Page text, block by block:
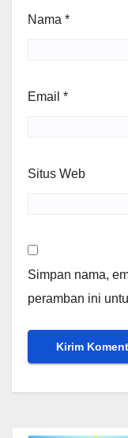
Nama *
Email *
Situs Web
Simpan nama,
peramban ini